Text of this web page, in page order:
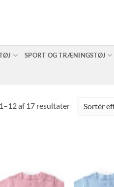
SPORT OG TRÆNINGSTØJ
af 17 resultaterSorteret
efter